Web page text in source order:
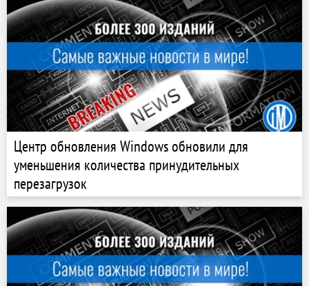
Центр обновления Windows обновили для
уменьшения количества принудительных
перезагрузок